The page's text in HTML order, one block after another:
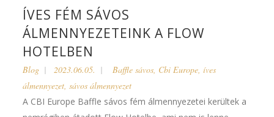
ÍVES FÉM SÁVOS
ÁLMENNYEZETEINK A FLOW
HOTELBEN
Blog 2023.06.05. Baffle sávos, Cbi Europe,íves
álmennyezet,sávos álmennyezet
A CBI Europe Baffle sávos fém álmennyezetei kerültek a